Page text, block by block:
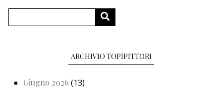
CERCA
ARCHIVIO TOPIPITTORI
Giugno 2026 (13)